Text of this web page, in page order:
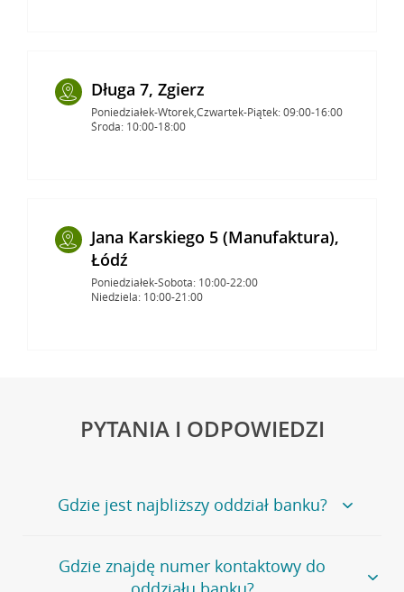
Długa 7, Zgierz
Poniedziałek-Wtorek,Czwartek-Piątek: 09:00-16:00
Środa: 10:00-18:00
Jana Karskiego 5 (Manufaktura),
Łódź
Poniedziałek-Sobota: 10:00-22:00
Niedziela: 10:00-21:00
PYTANIA I ODPOWIEDZI
Gdzie jest najbliższy oddział banku?
Jeśli szukasz oddziału naszego banku, zapraszamy na
stronęPlacówki i bankomaty, na której znajduje się
Gdzie znajdę numer kontaktowy do